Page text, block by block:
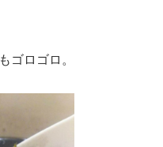
ゴロゴロ。